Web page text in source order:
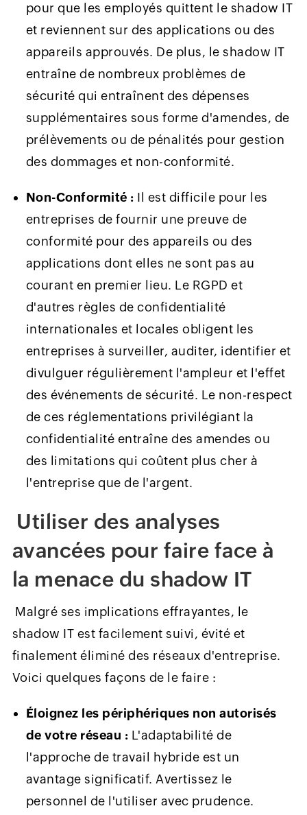
pour que les employés quittent le shadow IT
et reviennent sur des applications ou des
appareils approuvés. De plus, le shadow IT
entraîne de nombreux problèmes de
sécurité qui entraînent des dépenses
supplémentaires sous forme d'amendes, de
prélèvements ou de pénalités pour gestion
des dommages et non-conformité.
Non-Conformité : Il est difficile pour les
entreprises de fournir une preuve de
conformité pour des appareils ou des
applications dont elles ne sont pas au
courant en premier lieu. Le RGPD et
d'autres règles de confidentialité
internationales et locales obligent les
entreprises à surveiller, auditer, identifier et
divulguer régulièrement l'ampleur et l'effet
des événements de sécurité. Le non-respect
de ces réglementations privilégiant la
confidentialité entraîne des amendes ou
des limitations qui coûtent plus cher à
l'entreprise que de l'argent.
Utiliser des analyses
avancées pour faire face à
la menace du shadow IT
Malgré ses implications effrayantes, le
shadow IT est facilement suivi, évité et
finalement éliminé des réseaux d'entreprise.
Voici quelques façons de le faire :
Éloignez les périphériques non autorisés
de votre réseau : L'adaptabilité de
l'approche de travail hybride est un
avantage significatif. Avertissez le
personnel de l'utiliser avec prudence.